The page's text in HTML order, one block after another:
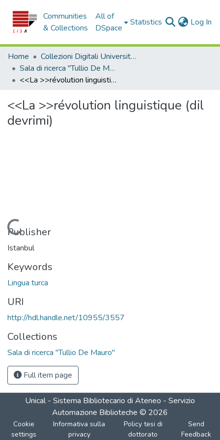
Communities
& Collections
All of
DSpace
Statistics Log In
Home
Collezioni Digitali Università della Calabria
Sala di ricerca "Tullio De Mauro"
<<La >>révolution linguistique (dil devrimi)
<<La >>révolution linguistique (dil
devrimi)
Loading...
Publisher
Istanbul
Keywords
Lingua turca
URI
http://hdl.handle.net/10955/3557
Collections
Sala di ricerca "Tullio De Mauro"
Full item page
Unical - Sistema Bibliotecario di Ateneo - Servizio
Automazione Biblioteche © 2026
Cookie
settings
Informativa sulla
privacy
Policy tesi di
dottorato
Send
Feedback